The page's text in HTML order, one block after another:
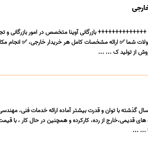
بازرگانی آوینا متخصص در امور بازرگانی
شما ✅ ارائه مشخصات کامل هر خریدار خارجی، ✅ انجام
از تولید ک ... ...
سال گذشته با توان و قدرت بیشتر آماده ارائه خدمات فنی،
قدیمی،خارج از رده، کارکرده و همچنین در حال کار ، با
... ...